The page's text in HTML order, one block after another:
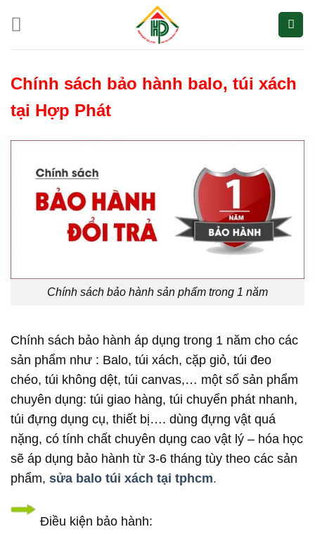
qua
nội
Chính sách bảo hành balo, túi xách
tại Hợp Phát
Chính sách bảo hành sản phẩm trong 1 năm
Chính sách bảo hành áp dụng trong 1 năm cho các
sản phẩm như : Balo, túi xách, cặp giỏ, túi đeo
chéo, túi không dệt, túi canvas,… một số sản phẩm
chuyên dụng: túi giao hàng, túi chuyển phát nhanh,
túi đựng dụng cụ, thiết bị…. dùng đựng vật quá
nặng, có tính chất chuyên dụng cao vật lý – hóa học
sẽ áp dụng bảo hành từ 3-6 tháng tùy theo các sản
phẩm, sửa balo túi xách tại tphcm.
Điều kiện bảo hành: